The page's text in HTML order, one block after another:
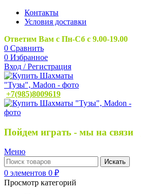
Контакты
Условия доставки
Ответим Вам с Пн-Сб с 9.00-19.00
0 Сравнить
0 Избранное
Вход / Регистрация
+7(985)8009619
Пойдем играть - мы на связи
Меню
Искать
0 элементов 0 ₽
Просмотр категорий